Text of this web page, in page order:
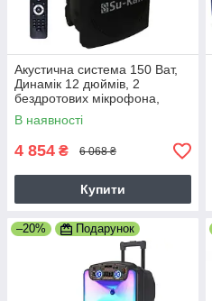
Акустична система 150 Ват,
Динамік 12 дюймів, 2
бездротових мікрофона,
Караоке, Мікшер, USB Чорна
В наявності
4 854 ₴ 6 068 ₴
Купити
–20% Подарунок